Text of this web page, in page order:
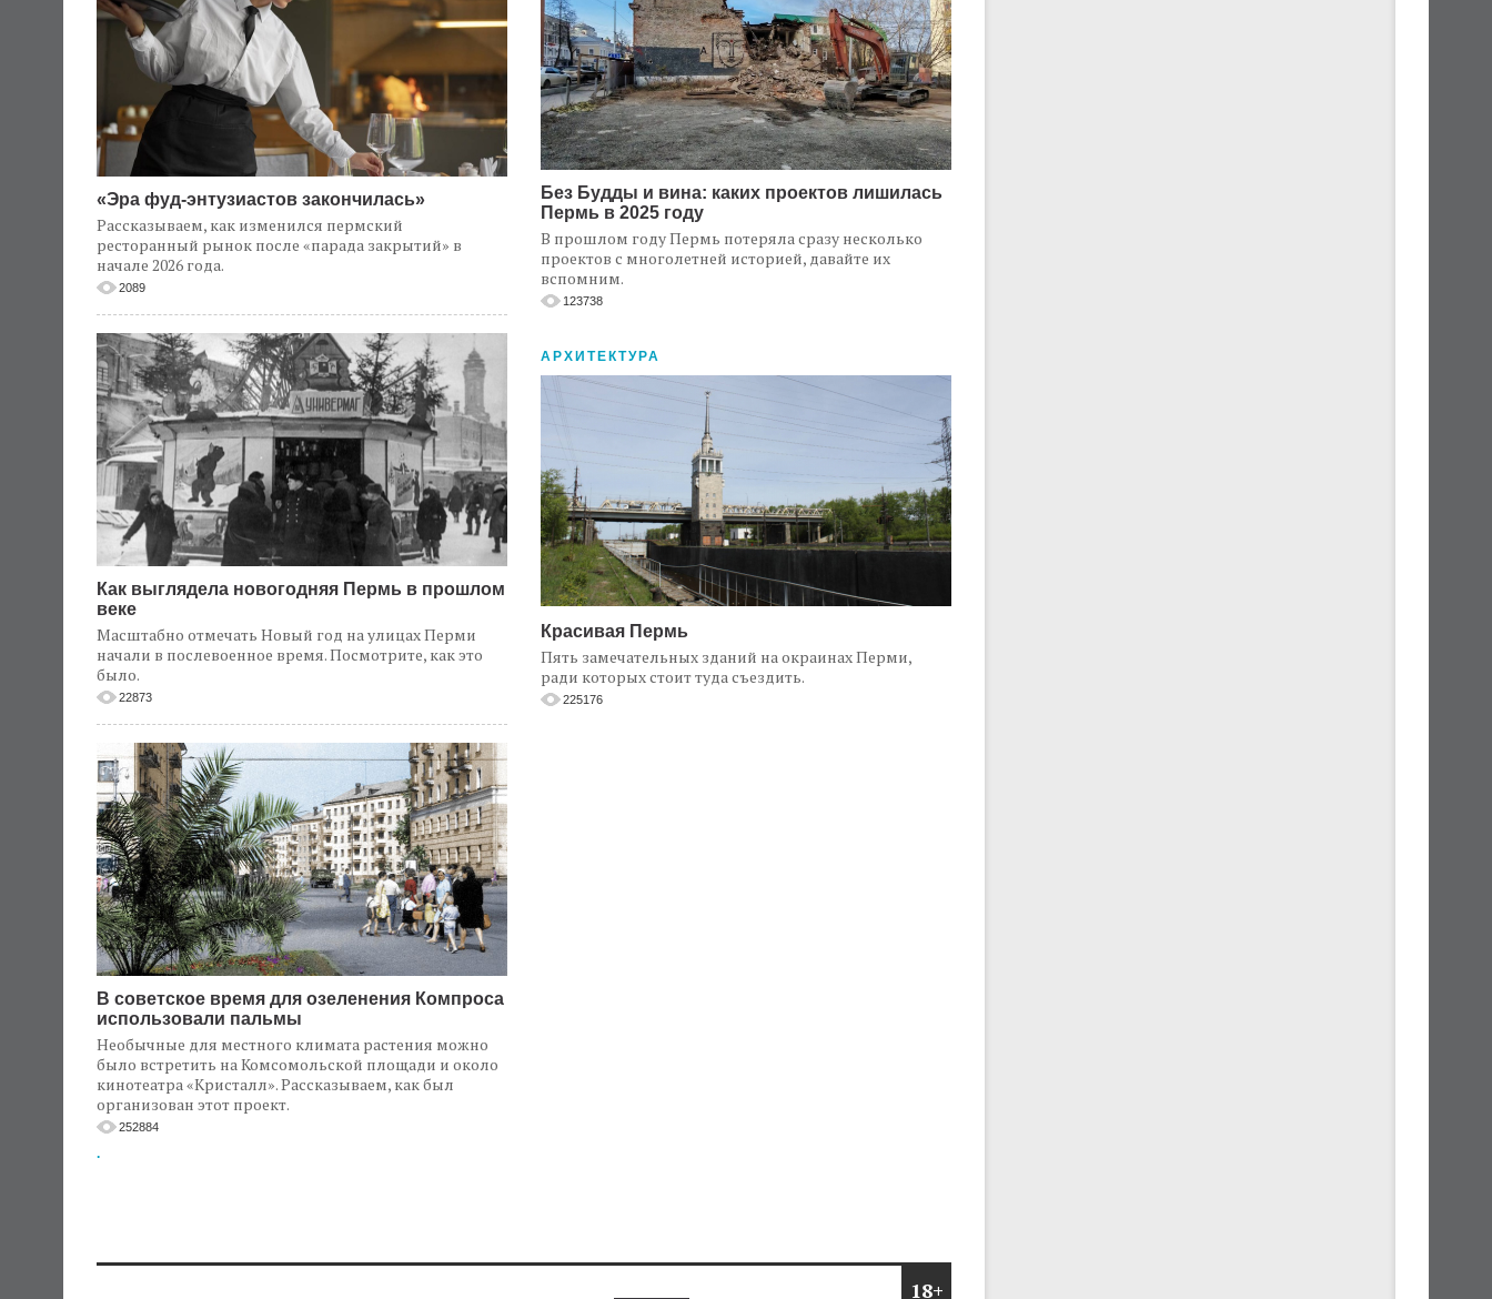
«Эра фуд-энтузиастов закончилась»
Рассказываем, как изменился пермский
ресторанный рынок после «парада закрытий» в
начале 2026 года.
2089
Как выглядела новогодняя Пермь в прошлом
веке
Масштабно отмечать Новый год на улицах Перми
начали в послевоенное время. Посмотрите, как это
было.
22873
В советское время для озеленения Компроса
использовали пальмы
Необычные для местного климата растения можно
было встретить на Комсомольской площади и около
кинотеатра «Кристалл». Рассказываем, как был
организован этот проект.
252884
.
Без Будды и вина: каких проектов лишилась
Пермь в 2025 году
В прошлом году Пермь потеряла сразу несколько
проектов с многолетней историей, давайте их
вспомним.
123738
АРХИТЕКТУРА
Красивая Пермь
Пять замечательных зданий на окраинах Перми,
ради которых стоит туда съездить.
225176
18+